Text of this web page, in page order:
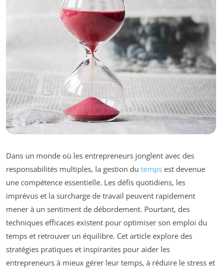
Dans un monde où les entrepreneurs jonglent avec des
responsabilités multiples, la gestion du temps est devenue
une compétence essentielle. Les défis quotidiens, les
imprévus et la surcharge de travail peuvent rapidement
mener à un sentiment de débordement. Pourtant, des
techniques efficaces existent pour optimiser son emploi du
temps et retrouver un équilibre. Cet article explore des
stratégies pratiques et inspirantes pour aider les
entrepreneurs à mieux gérer leur temps, à réduire le stress et